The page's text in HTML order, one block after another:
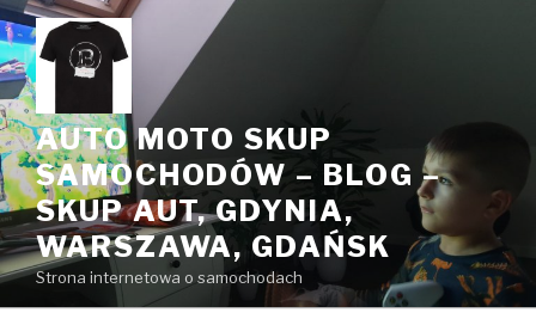
Przeskocz
do
treści
AUTO MOTO SKUP
SAMOCHODÓW – BLOG –
SKUP AUT, GDYNIA,
WARSZAWA, GDAŃSK
Strona internetowa o samochodach